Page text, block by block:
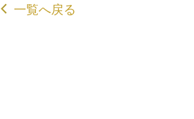
一覧へ戻る